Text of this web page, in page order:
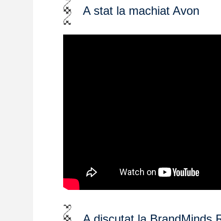
A stat la machiat Avon